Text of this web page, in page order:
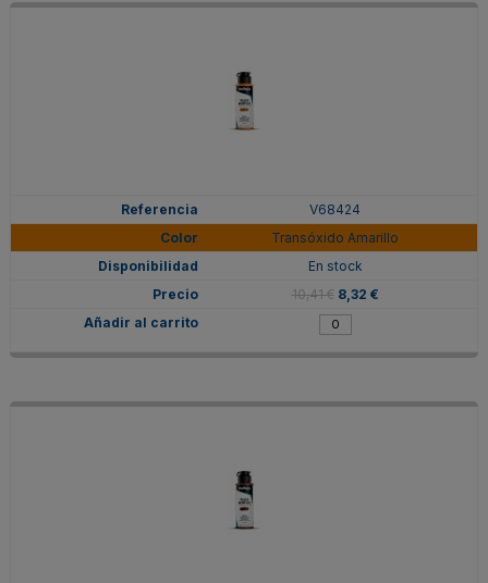
V68424
Transóxido Amarillo
En stock
10,41 € 8,32 €